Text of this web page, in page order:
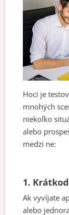
Hoci je
mnohých
niekoľko
alebo
medzi ne:
1.
Ak vyvíjate
alebo